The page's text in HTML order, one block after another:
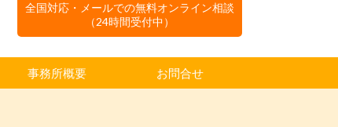
全国対応・メールでの無料オンライン相談
（24時間受付中）
事務所概要 お問合せ